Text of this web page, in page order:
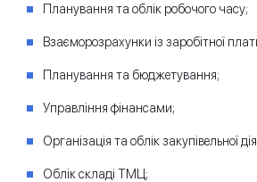
Планування та облік робочого часу;
Взаєморозрахунки із заробітної
Планування та бюджетування;
Управління фінансами;
Організація та облік закупівельної
Облік складі ТМЦ;